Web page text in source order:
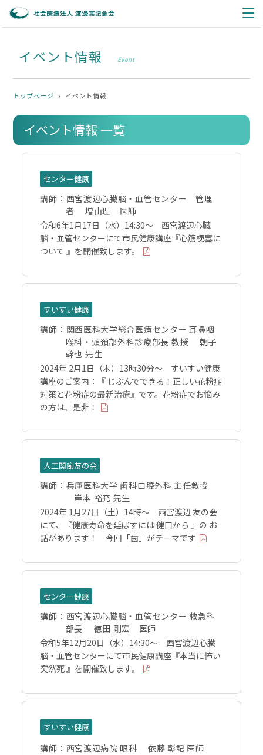
イベント情報 Event
トップページ イベント情報
イベント情報 一覧
センター健康
講師： 西宮渡辺心臓脳・血管センター 管理
者 増山理 医師
令和6年1月17日（水）14:30～ 西宮渡辺心臓
脳・血管センターにて市民健康講座『心筋梗塞に
ついて 』を開催致します。
すいすい健康
講師： 関西医科大学総合医療センター 耳鼻咽
喉科・頭頚部外科診療部長 教授 朝子
幹也 先生
2024年 2月1日（木）13時30分～ すいすい健康
講座のご案内：『 じぶんでできる！正しい花粉症
対策と花粉症の最新治療』です。花粉症でお悩み
の方は、是非！
人工関節友の会
講師： 兵庫医科大学 歯科口腔外科 主任教授
岸本 裕充 先生
2024年 1月27日（土）14時～ 西宮渡辺 友の会
にて、『健康寿命を延ばすには 健口から 』の お
話があります！ 今回「歯」がテーマです
センター健康
講師： 西宮渡辺心臓脳・血管センター 救急科
部長 徳田 剛宏 医師
令和5年12月20日（水）14:30～ 西宮渡辺心臓
脳・血管センターにて市民健康講座『本当に怖い
突然死 』を開催致します。
すいすい健康
講師： 西宮渡辺病院 眼科 依藤 彰記 医師